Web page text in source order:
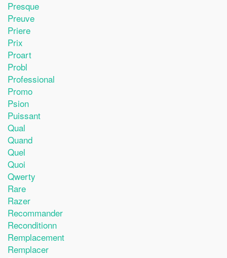
Presque
Preuve
Priere
Prix
Proart
Probl
Professional
Promo
Psion
Puissant
Qual
Quand
Quel
Quoi
Qwerty
Rare
Razer
Recommander
Reconditionn
Remplacement
Remplacer